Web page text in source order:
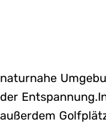
naturnahe
der
außerdem